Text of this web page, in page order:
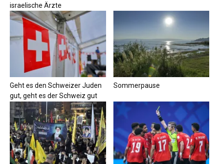
israelische Ärzte
Geht es den Schweizer Juden
gut, geht es der Schweiz gut
Sommerpause